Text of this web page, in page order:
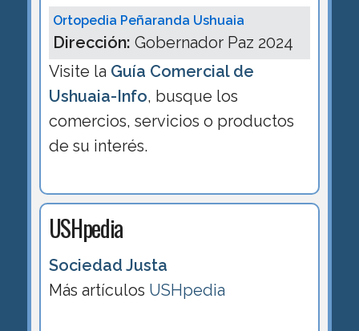
Ortopedia Peñaranda Ushuaia
Dirección: Gobernador Paz 2024
Visite la Guía Comercial de
Ushuaia-Info, busque los
comercios, servicios o productos
de su interés.
USHpedia
Sociedad Justa
Más artículos USHpedia